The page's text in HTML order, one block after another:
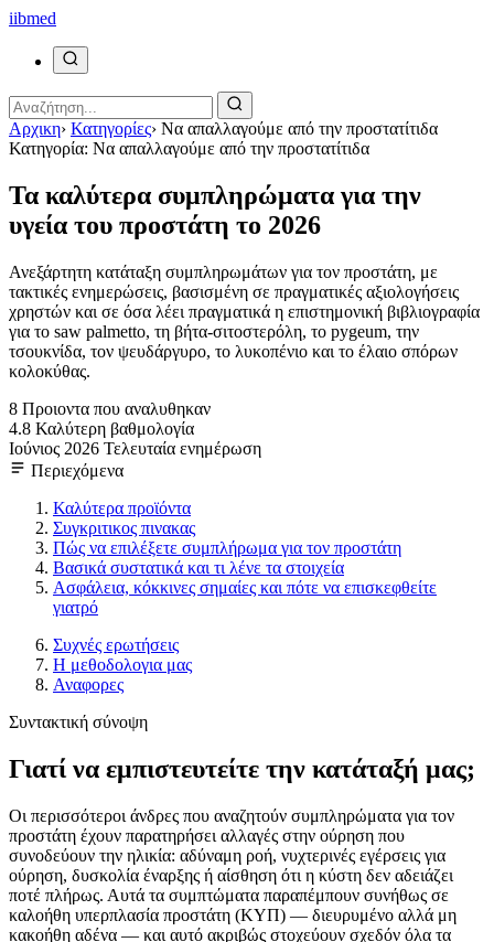
iibmed
Αρχικη› Κατηγορίες› Να απαλλαγούμε από την προστατίτιδα
Κατηγορία: Να απαλλαγούμε από την προστατίτιδα
Τα καλύτερα συμπληρώματα για την
υγεία του προστάτη το 2026
Ανεξάρτητη κατάταξη συμπληρωμάτων για τον προστάτη, με
τακτικές ενημερώσεις, βασισμένη σε πραγματικές αξιολογήσεις
χρηστών και σε όσα λέει πραγματικά η επιστημονική βιβλιογραφία
για το saw palmetto, τη βήτα-σιτοστερόλη, το pygeum, την
τσουκνίδα, τον ψευδάργυρο, το λυκοπένιο και το έλαιο σπόρων
κολοκύθας.
8 Προιοντα που αναλυθηκαν
4.8 Καλύτερη βαθμολογία
Ιούνιος 2026 Τελευταία ενημέρωση
Περιεχόμενα
Καλύτερα προϊόντα
Συγκριτικος πινακας
Πώς να επιλέξετε συμπλήρωμα για τον προστάτη
Βασικά συστατικά και τι λένε τα στοιχεία
Ασφάλεια, κόκκινες σημαίες και πότε να επισκεφθείτε
γιατρό
Συχνές ερωτήσεις
Η μεθοδολογια μας
Αναφορες
Συντακτική σύνοψη
Γιατί να εμπιστευτείτε την κατάταξή μας;
Οι περισσότεροι άνδρες που αναζητούν συμπληρώματα για τον
προστάτη έχουν παρατηρήσει αλλαγές στην ούρηση που
συνοδεύουν την ηλικία: αδύναμη ροή, νυχτερινές εγέρσεις για
ούρηση, δυσκολία έναρξης ή αίσθηση ότι η κύστη δεν αδειάζει
ποτέ πλήρως. Αυτά τα συμπτώματα παραπέμπουν συνήθως σε
καλοήθη υπερπλασία προστάτη (ΚΥΠ) — διευρυμένο αλλά μη
κακοήθη αδένα — και αυτό ακριβώς στοχεύουν σχεδόν όλα τα